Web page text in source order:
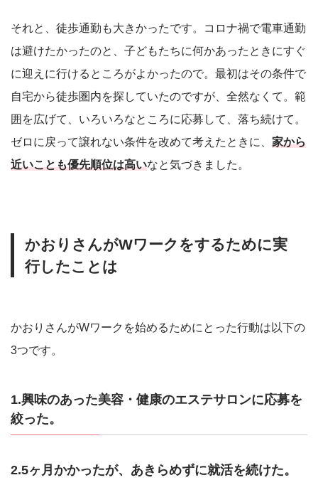
それと、徒歩通勤も大きかったです。コロナ禍で電車通勤
は避けたかったのと、子どもたちに何かあったときにすぐ
に迎えに行けるところがよかったので。最初はその条件で
自宅から徒歩圏内を探していたのですが、全然なくて。範
囲を広げて、いろいろなところに応募して、落ち続けて。
ゼロに戻って譲れない条件を改めて考えたときに、 家から
近いことも優先順位は高いなと気づきました。
かおりさんがWワークをするために実
行したことは
かおりさんがWワークを始めるためにとった行動は以下の
3つです。
1.興味のあった美容・健康のエステサロンに応募を
絞った。
2.5ヶ月かかったが、あきらめずに就活を続けた。